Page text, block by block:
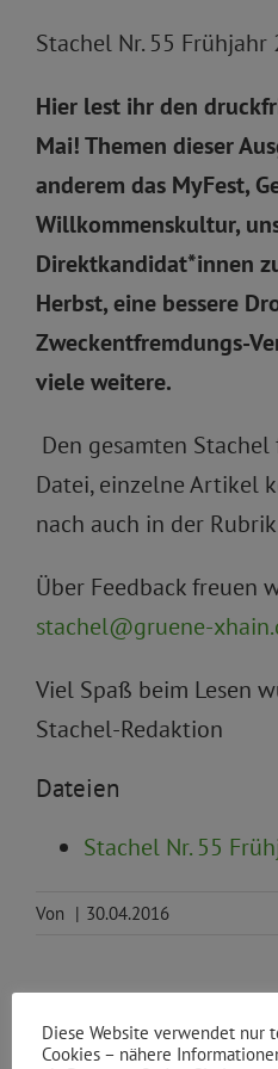
Stachel Nr. 55 Frühjahr
Hier lest ihr den
Mai! Themen dieser
anderem das MyFest,
Willkommenskultur,
Direktkandidat*innen
Herbst, eine bessere
Zweckentfremdungs-
viele weitere.
Den gesamten
Datei, einzelne Artikel
nach auch in der Rubrik
Über Feedback freuen
stachel@gruene-
Viel Spaß beim Lesen
Stachel-Redaktion
Dateien
Stachel Nr. 55
Von | 30.04.2016
Teile
Diese Website verwendet nur
Cookies – nähere